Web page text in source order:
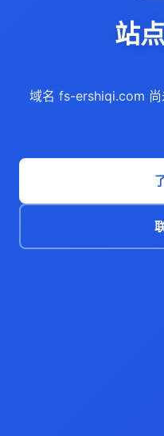
站
域名 fs-ershiqi.com 尚